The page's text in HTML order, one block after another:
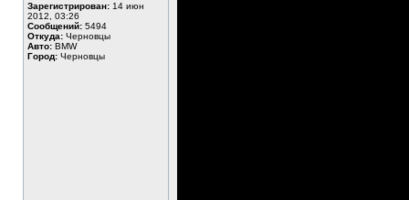
Зарегистрирован: 14 июн
2012, 03:26
Сообщений: 5494
Откуда: Черновцы
Авто: BMW
Город: Черновцы